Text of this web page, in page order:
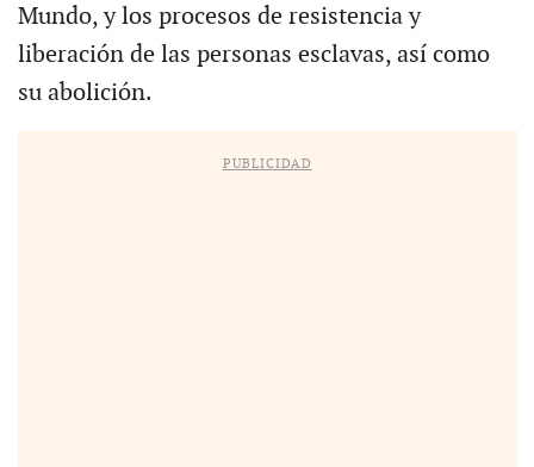
Mundo, y los procesos de resistencia y
liberación de las personas esclavas, así como
su abolición.
PUBLICIDAD